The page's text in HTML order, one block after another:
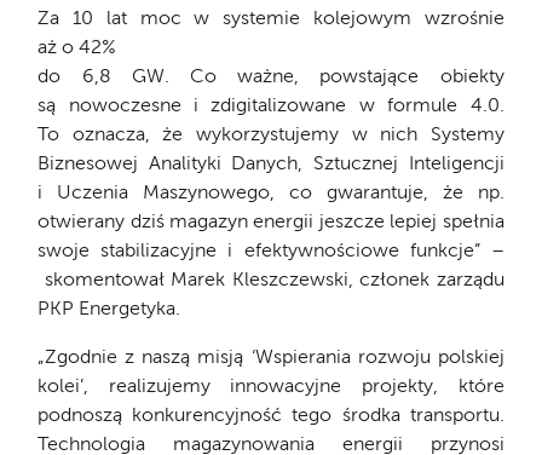
Za 10 lat moc w systemie kolejowym wzrośnie
aż o 42%
do 6,8 GW. Co ważne, powstające obiekty
są nowoczesne i zdigitalizowane w formule 4.0.
To oznacza, że wykorzystujemy w nich Systemy
Biznesowej Analityki Danych, Sztucznej Inteligencji
i Uczenia Maszynowego, co gwarantuje, że np.
otwierany dziś magazyn energii jeszcze lepiej spełnia
swoje stabilizacyjne i efektywnościowe funkcje” –
skomentował Marek Kleszczewski, członek zarządu
PKP Energetyka.
„Zgodnie z naszą misją ‘Wspierania rozwoju polskiej
kolei’, realizujemy innowacyjne projekty, które
podnoszą konkurencyjność tego środka transportu.
Technologia magazynowania energii przynosi